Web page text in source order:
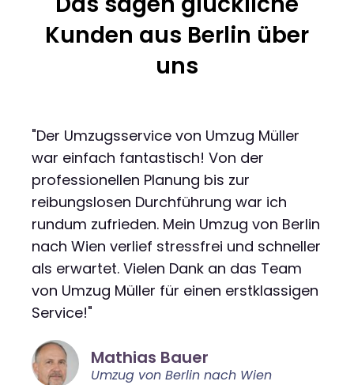
Kunden aus Berlin über
uns
"Der Umzugsservice von Umzug Müller
war einfach fantastisch! Von der
professionellen Planung bis zur
reibungslosen Durchführung war ich
rundum zufrieden. Mein Umzug von Berlin
nach Wien verlief stressfrei und schneller
als erwartet. Vielen Dank an das Team
von Umzug Müller für einen erstklassigen
Service!"
Mathias Bauer
Umzug von Berlin nach Wien